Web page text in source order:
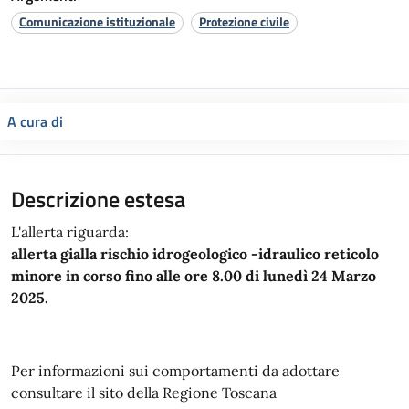
Comunicazione istituzionale Protezione civile
A cura di
Descrizione estesa
L'allerta riguarda:
allerta gialla rischio idrogeologico -idraulico reticolo
minore in corso fino alle ore 8.00 di lunedì 24 Marzo
2025.
Per informazioni sui comportamenti da adottare
consultare il sito della Regione Toscana